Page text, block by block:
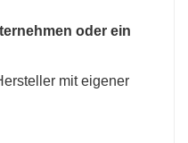
oder ein
mit eigener